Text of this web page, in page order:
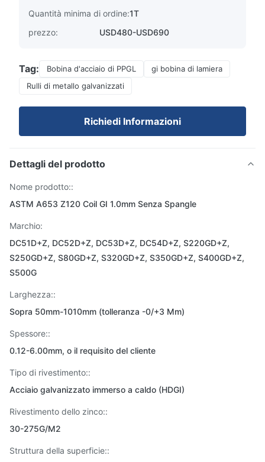
Quantità minima di ordine:1T
prezzo:
USD480-USD690
Tag: Bobina d'acciaio di PPGL
gi bobina di lamiera
Rulli di metallo galvanizzati
Richiedi Informazioni
Dettagli del prodotto
Nome prodotto::
ASTM A653 Z120 Coil GI 1.0mm Senza Spangle
Marchio:
DC51D+Z, DC52D+Z, DC53D+Z, DC54D+Z, S220GD+Z,
S250GD+Z, S80GD+Z, S320GD+Z, S350GD+Z, S400GD+Z,
S500G
Larghezza::
Sopra 50mm-1010mm (tolleranza -0/+3 Mm)
Spessore::
0.12-6.00mm, o il requisito del cliente
Tipo di rivestimento::
Acciaio galvanizzato immerso a caldo (HDGI)
Rivestimento dello zinco::
30-275G/M2
Struttura della superficie::